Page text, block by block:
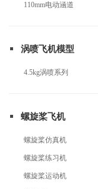
110mm电动涵道
涡喷飞机模型
4.5kg涡喷系列
螺旋桨飞机
螺旋桨仿真机
螺旋桨练习机
螺旋桨运动机